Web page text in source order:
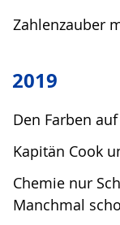
Zahlenzauber
2019
Den Farben
Kapitän Cook
Chemie nur
Manchmal